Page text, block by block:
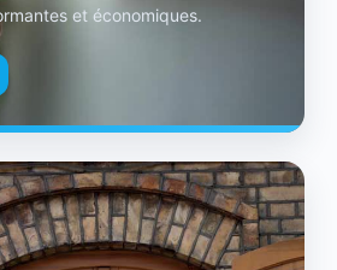
et économiques.